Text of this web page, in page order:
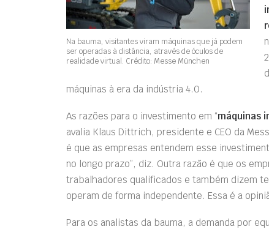
Na bauma, visitantes viram máquinas que já podem
ser operadas à distância, através de óculos de
realidade virtual. Crédito: Messe München
máquinas à era da indústria 4.0.
As razões para o investimento em “máquinas
avalia Klaus Dittrich, presidente e CEO da
é que as empresas entendem esse
no longo prazo”, diz. Outra razão é que os
trabalhadores qualificados e também dizem
operam de forma independente. Essa é a
Para os analistas da bauma, a demanda por